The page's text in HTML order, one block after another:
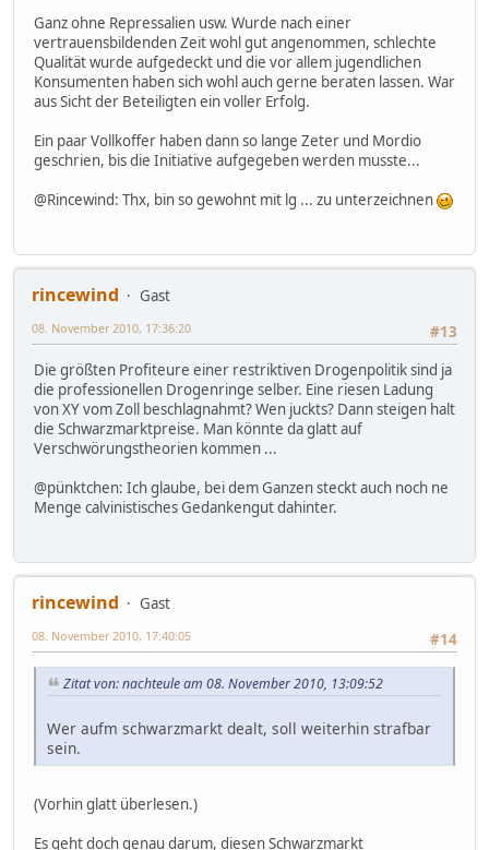
Ganz ohne Repressalien usw. Wurde nach einer
vertrauensbildenden Zeit wohl gut angenommen, schlechte
Qualität wurde aufgedeckt und die vor allem jugendlichen
Konsumenten haben sich wohl auch gerne beraten lassen. War
aus Sicht der Beteiligten ein voller Erfolg.
Ein paar Vollkoffer haben dann so lange Zeter und Mordio
geschrien, bis die Initiative aufgegeben werden musste...
@Rincewind: Thx, bin so gewohnt mit lg ... zu unterzeichnen
rincewind
Gast
#13
08. November 2010, 17:36:20
Die größten Profiteure einer restriktiven Drogenpolitik sind ja
die professionellen Drogenringe selber. Eine riesen Ladung
von XY vom Zoll beschlagnahmt? Wen juckts? Dann steigen halt
die Schwarzmarktpreise. Man könnte da glatt auf
Verschwörungstheorien kommen ...
@pünktchen: Ich glaube, bei dem Ganzen steckt auch noch ne
Menge calvinistisches Gedankengut dahinter.
rincewind
Gast
#14
08. November 2010, 17:40:05
Zitat von: nachteule am 08. November 2010, 13:09:52
Wer aufm schwarzmarkt dealt, soll weiterhin strafbar
sein.
(Vorhin glatt überlesen.)
Es geht doch genau darum, diesen Schwarzmarkt